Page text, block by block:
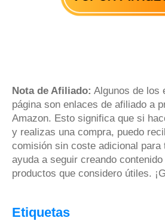
Nota de Afiliado: Algunos de los
página son enlaces de afiliado a
Amazon. Esto significa que si
y realizas una compra, puedo
comisión sin coste adicional
ayuda a seguir creando
productos que considero útiles.
Etiquetas